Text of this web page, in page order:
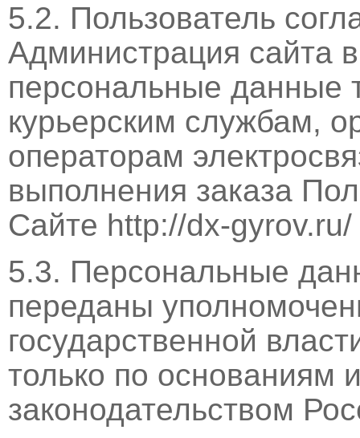
5.2. Пользователь
Администрация сайта
персональные данные
курьерским службам,
операторам
выполнения заказа
Сайте http://dx-gyrov.ru/
5.3. Персональные
переданы
государственной
только по основаниям
законодательством